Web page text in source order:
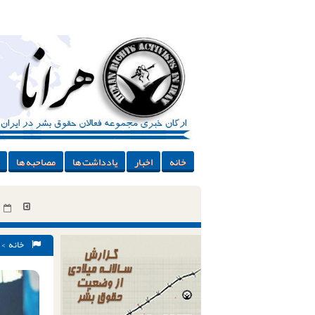
خانه اخبار یادداشت ها مصاحبه ها
خانه >